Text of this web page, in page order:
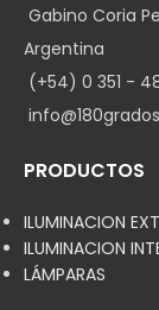
Gabino Coria
Argentina
(+54) 0 351 -
PRODUCTOS
ILUMINACION
ILUMINACION
LÁMPARAS